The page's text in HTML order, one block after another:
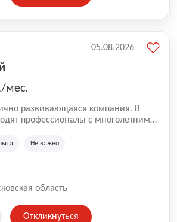
мес.
развивающаяся компания. В
профессионалы с многолетним
а накопленный опыт позволяют
Не важно
область
05.08.2026
Откликнуться